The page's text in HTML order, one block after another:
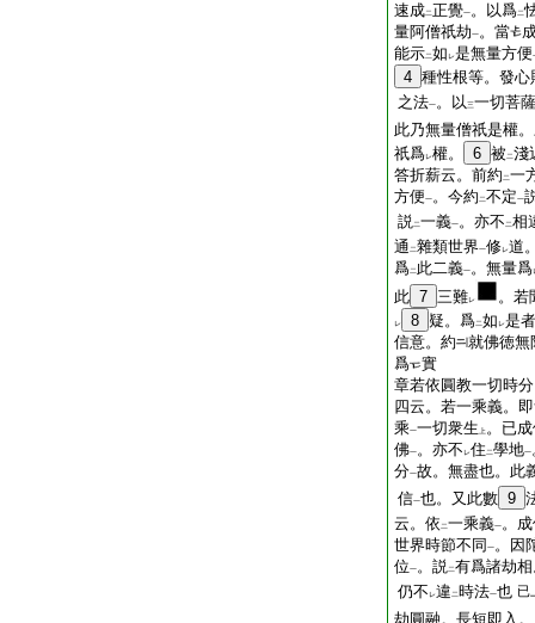
速成二正覺一。以爲二
量阿僧祇劫一。當
能示二如 レ是無量方便
4 種性根等。發
之法一。以三一切菩
此乃無量僧祇是權
祇爲レ權。 6 被 二淺
答折薪云。前約 二一
方便一。今約 二不定一
説二一義一。亦不 二相
通 二雜類世界一修レ道
爲二 此二義一。無量爲
此 7 三難レ 。若
レ 8 疑。爲二如 レ是者
信意。約
就佛徳無
爲
實
章若依圓教一切時
四云。若一乘義。
乘一一切衆生 上 。已
佛一。亦不 レ住 二學地一
分一故。無盡也。此
信一也。又此數 9
云。依 二一乘義一。
世界時節不同 一。因
位一。説二有爲諸劫
仍不 レ違 二時法一也 已
劫圓融。長短即入